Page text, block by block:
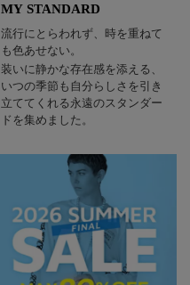
MY STANDARD
流行にとらわれず、時を重ねて
も色あせない。
装いに静かな存在感を添える、
いつの季節も自分らしさを引き
立ててくれる永遠のスタンダー
ドを集めました。